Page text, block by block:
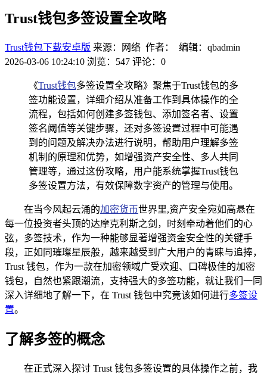
Trust钱包多签设置全攻略
Trust钱包下载安卓版 来源：网络 作者： 编辑：qbadmin
2026-03-06 10:24:10 浏览：547 评论：0
《Trust钱包多签设置全攻略》聚焦于Trust钱包的多
签功能设置，详细介绍从准备工作到具体操作的全
流程，包括如何创建多签钱包、添加签名者、设置
签名阈值等关键步骤，还对多签设置过程中可能遇
到的问题及解决办法进行说明，帮助用户理解多签
机制的原理和优势，如增强资产安全性、多人共同
管理等，通过这份攻略，用户能系统掌握Trust钱包
多签设置方法，有效保障数字资产的管理与使用。
在当今风起云涌的加密货币世界里,资产安全宛如高悬在
每一位投资者头顶的达摩克利斯之剑，时刻牵动着他们的心
弦，多签技术，作为一种能够显著增强资金安全性的关键手
段，正如同璀璨星辰般，越来越受到广大用户的青睐与追捧，
Trust 钱包，作为一款在加密领域广受欢迎、口碑极佳的加密
钱包，自然也紧跟潮流，支持强大的多签功能，就让我们一同
深入详细地了解一下，在 Trust 钱包中究竟该如何进行多签设
置。
了解多签的概念
在正式深入探讨 Trust 钱包多签设置的具体操作之前，我